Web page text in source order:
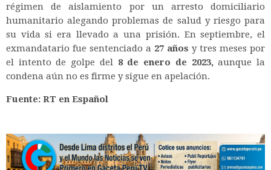
régimen de aislamiento por un arresto domiciliario
humanitario alegando problemas de salud y riesgo para
su vida si era llevado a una prisión. En septiembre, el
exmandatario fue sentenciado a 27 años y tres meses por
el intento de golpe del 8 de enero de 2023,aunque la
condena aún no es firme y sigue en apelación.
Fuente: RT en Español